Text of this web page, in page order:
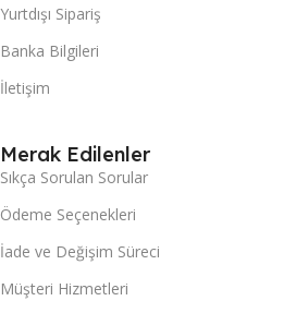
Yurtdışı Sipariş
Banka Bilgileri
İletişim
Merak Edilenler
Sıkça Sorulan Sorular
Ödeme Seçenekleri
İade ve Değişim Süreci
Müşteri Hizmetleri